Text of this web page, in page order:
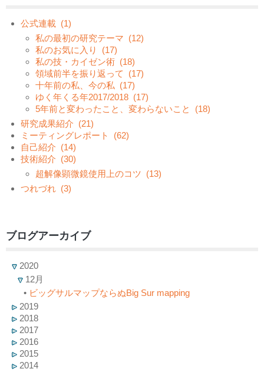
公式連載 (1)
私の最初の研究テーマ (12)
私のお気に入り
(17)
私の技・カイゼン術 (18)
領域前半を振り返って
(17)
十年前の私、今の私 (17)
ゆく年くる年2017/2018 (17)
5年前と変わったこと、変わらないこと
(18)
研究成果紹介 (21)
ミーティングレポート
(62)
自己紹介 (14)
技術紹介 (30)
超解像顕微鏡使用上のコツ (13)
つれづれ (3)
ブログアーカイブ
2020
12月
• ビッグサルマップならぬBig Sur mapping
2019
2018
2017
2016
2015
2014